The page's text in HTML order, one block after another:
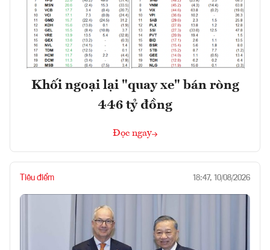
Khối ngoại lại "quay xe" bán ròng
446 tỷ đồng
Đọc ngay
Tiêu điểm 18:47, 10/08/2026